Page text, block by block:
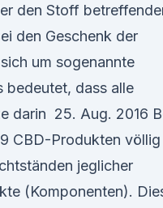
den Stoff
den Geschenk der
um sogenannte
bedeutet, dass alle
darin 25. Aug. 2016
CBD-Produkten völlig
jeglicher
(Komponenten).